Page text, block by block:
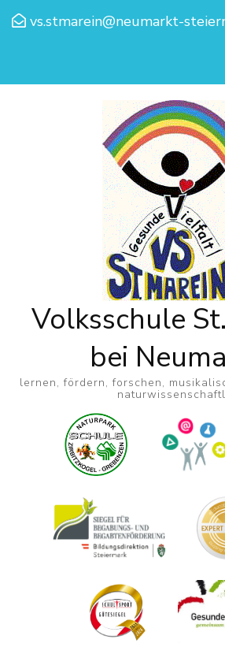
vs.stmarein@neumarkt-
Volksschule
bei
lernen, fördern, forschen,